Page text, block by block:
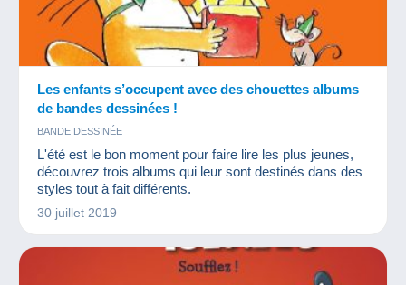
Les enfants s’occupent avec des chouettes albums
de bandes dessinées !
BANDE DESSINÉE
L'été est le bon moment pour faire lire les plus jeunes,
découvrez trois albums qui leur sont destinés dans des
styles tout à fait différents.
30 juillet 2019